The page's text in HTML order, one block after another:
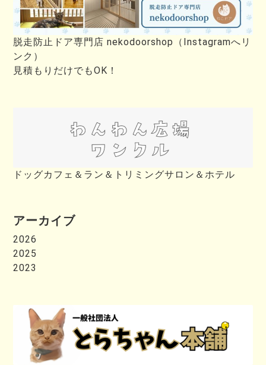
脱走防止ドア専門店 nekodoorshop（Instagramへリ
ンク）
見積もりだけでもOK！
ドッグカフェ＆ラン＆トリミングサロン＆ホテル
アーカイブ
2026
2025
2023